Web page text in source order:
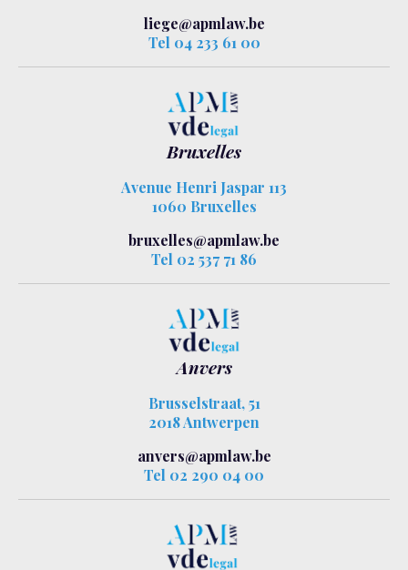
liege@apmlaw.be
Tel 04 233 61 00
Bruxelles
Avenue Henri Jaspar 113
1060 Bruxelles
bruxelles@apmlaw.be
Tel 02 537 71 86
Anvers
Brusselstraat, 51
2018 Antwerpen
anvers@apmlaw.be
Tel 02 290 04 00